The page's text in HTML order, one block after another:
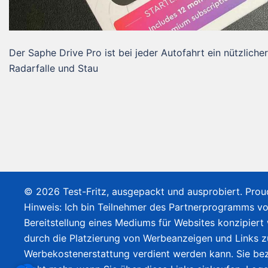
Der Saphe Drive Pro ist bei jeder Autofahrt ein
Radarfalle und Stau
© 2026 Test-Fritz, ausgepackt und ausprobiert.
Hinweis: Ich bin Teilnehmer des Partnerprogramms
Bereitstellung eines Mediums für Websites
durch die Platzierung von Werbeanzeigen und Links
Werbekostenerstattung verdient werden kann. Sie